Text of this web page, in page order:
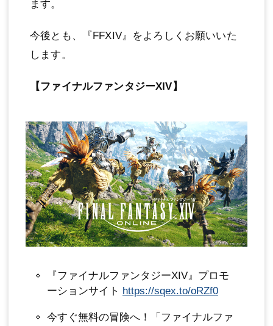
ます。
今後とも、『FFXIV』をよろしくお願いいた
します。
【ファイナルファンタジーXIV】
『ファイナルファンタジーXIV』プロモ
ーションサイト https://sqex.to/oRZf0
今すぐ無料の冒険へ！「ファイナルファ